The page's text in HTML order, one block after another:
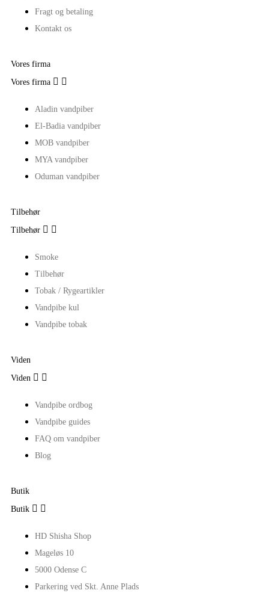
Fragt og betaling
Kontakt os
Vores firma
Vores firma  
Aladin vandpiber
El-Badia vandpiber
MOB vandpiber
MYA vandpiber
Oduman vandpiber
Tilbehør
Tilbehør  
Smoke
Tilbehør
Tobak / Rygeartikler
Vandpibe kul
Vandpibe tobak
Viden
Viden  
Vandpibe ordbog
Vandpibe guides
FAQ om vandpiber
Blog
Butik
Butik  
HD Shisha Shop
Mageløs 10
5000 Odense C
Parkering ved Skt. Anne Plads